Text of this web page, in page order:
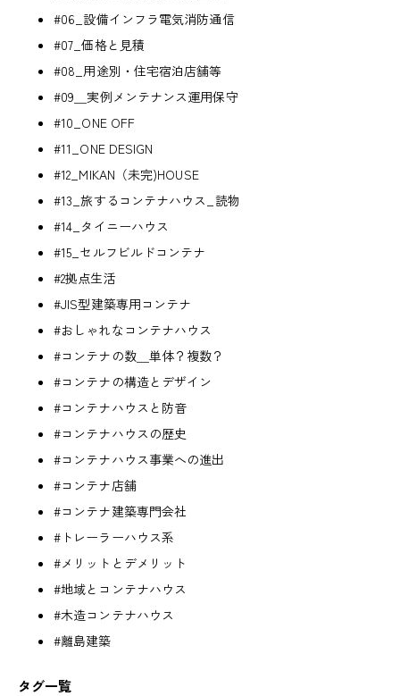
#06_設備インフラ電気消防通信
#07_価格と見積
#08_用途別・住宅宿泊店舗等
#09＿実例メンテナンス運用保守
#10_ONE OFF
#11_ONE DESIGN
#12_MIKAN（未完)HOUSE
#13_旅するコンテナハウス_読物
#14_タイニーハウス
#15_セルフビルドコンテナ
#2拠点生活
#JIS型建築専用コンテナ
#おしゃれなコンテナハウス
#コンテナの数＿単体？複数？
#コンテナの構造とデザイン
#コンテナハウスと防音
#コンテナハウスの歴史
#コンテナハウス事業への進出
#コンテナ店舗
#コンテナ建築専門会社
#トレーラーハウス系
#メリットとデメリット
#地域とコンテナハウス
#木造コンテナハウス
#離島建築
タグ一覧